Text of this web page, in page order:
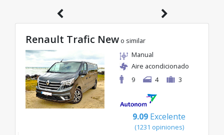
Renault Trafic New o similar
Manual
Aire acondicionado
9
4 3
9.09 Excelente
(1231 opiniones)